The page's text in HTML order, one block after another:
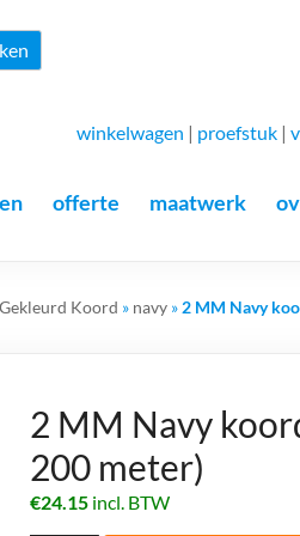
winkelwagen | proefstuk |
offerte maatwerk
Gekleurd Koord » navy » 2 MM Navy
2 MM Navy
200 meter)
€24.15 incl. BTW